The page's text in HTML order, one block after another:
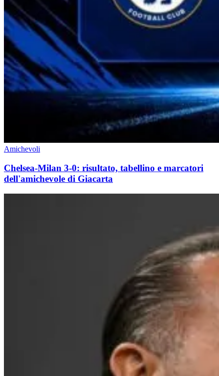
Amichevoli
Chelsea-Milan 3-0: risultato, tabellino e marcatori
dell'amichevole di Giacarta